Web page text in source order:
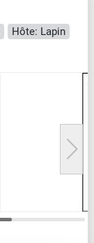
Hôte: Lapin